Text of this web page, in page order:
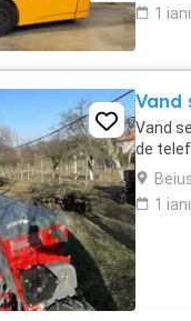
1
Vand
Vand
de
1